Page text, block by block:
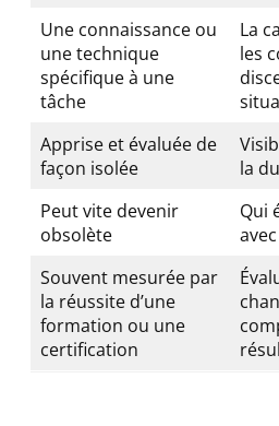
Une connaissance ou
une technique
spécifique à une
tâche
La
les
Apprise et évaluée de
façon isolée
la
Peut vite devenir
obsolète
Qui
Souvent mesurée par
la réussite d’une
formation ou une
certification